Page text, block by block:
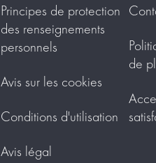
Principes de protection
des renseignements
personnels
Avis sur les cookies
Conditions d'utilisation
Avis légal
de